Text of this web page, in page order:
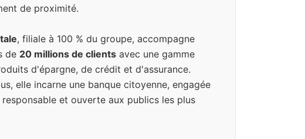
de proximité.
, filiale à 100 % du groupe, accompagne
de 20 millions de clients avec une gamme
d'épargne, de crédit et d'assurance.
elle incarne une banque citoyenne, engagée
et ouverte aux publics les plus